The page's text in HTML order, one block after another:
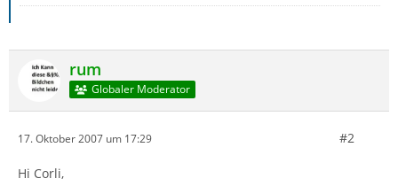
rum
Globaler Moderator
17. Oktober 2007 um 17:29 #2
Hi Corli,